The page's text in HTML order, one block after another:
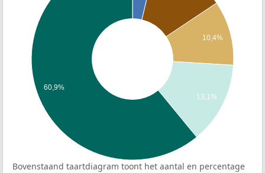
10,4%
13,1%
60,9%
Bovenstaand taartdiagram toont het aantal en percentage